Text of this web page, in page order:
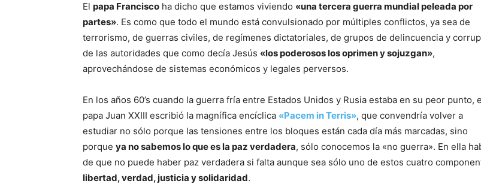
El papa Francisco ha dicho que estamos viviendo «una tercera guerra mundial peleada por
partes». Es como que todo el mundo está convulsionado por múltiples conflictos, ya sea de
terrorismo, de guerras civiles, de regímenes dictatoriales, de grupos de delincuencia y
de las autoridades que como decía Jesús «los poderosos los oprimen y sojuzgan»,
aprovechándose de sistemas económicos y legales perversos.
En los años 60’s cuando la guerra fría entre Estados Unidos y Rusia estaba en su peor punto,
papa Juan XXIII escribió la magnífica encíclica «Pacem in Terris», que convendría volver a
estudiar no sólo porque las tensiones entre los bloques están cada día más marcadas, sino
porque ya no sabemos lo que es la paz verdadera, sólo conocemos la «no guerra». En ella
de que no puede haber paz verdadera si falta aunque sea sólo uno de estos cuatro
libertad, verdad, justicia y solidaridad.